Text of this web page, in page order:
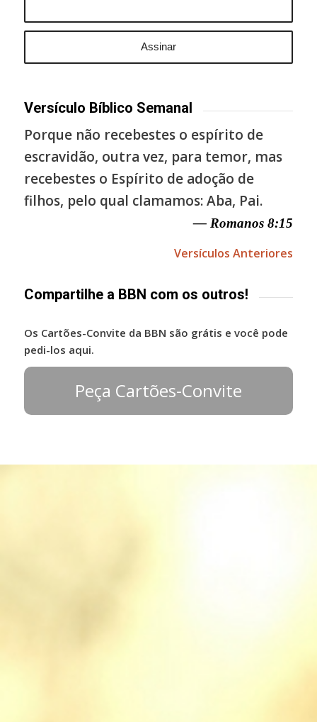
Versículo Bíblico Semanal
Porque não recebestes o espírito de
escravidão, outra vez, para temor, mas
recebestes o Espírito de adoção de
filhos, pelo qual clamamos: Aba, Pai.
— Romanos 8:15
Versículos Anteriores
Compartilhe a BBN com os outros!
Os Cartões-Convite da BBN são grátis e você pode
pedi-los aqui.
Peça Cartões-Convite